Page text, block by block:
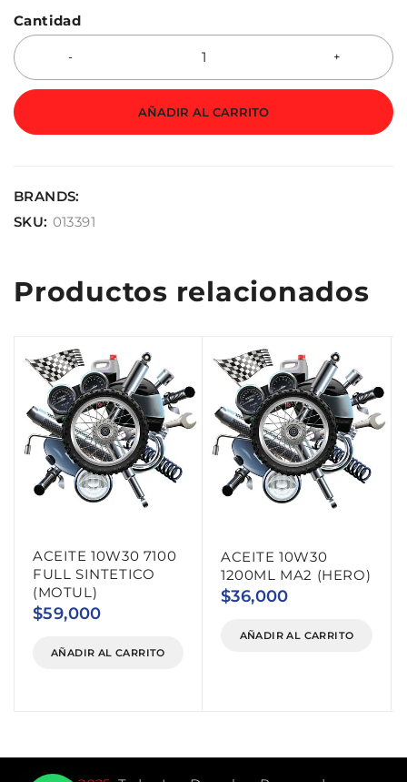
Cantidad
AÑADIR AL CARRITO
BRANDS:
SKU: 013391
Productos relacionados
ACEITE 10W30 7100
FULL SINTETICO
(MOTUL)
$59,000
AÑADIR AL CARRITO
ACEITE 10W30
1200ML MA2 (HERO)
$36,000
AÑADIR AL CARRITO